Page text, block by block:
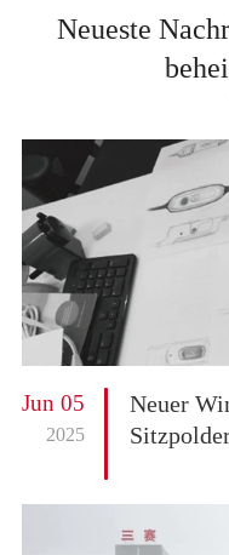
Neueste
Jun 05
2025
Neuer